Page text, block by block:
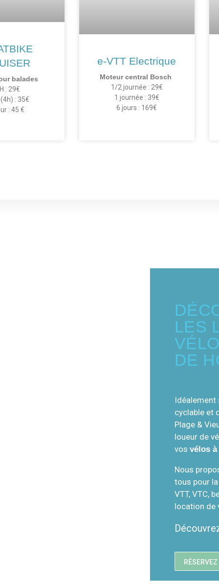
balades
: 29€
: 35€
: 45 €
e-VTT Electrique
Moteur central Bosch
1/2 journée : 29€
1 journée : 39€
6 jours : 169€
LES
DE
Idéalement
cyclable et
Plage &
loueur de
vos vélos
Nous
tous pour
VTT, VTC,
location de